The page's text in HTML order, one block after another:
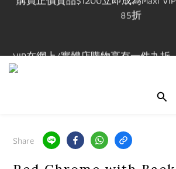
購買正價貨品$1200立即成為Maxi
85折
VIP在網上/實體店購物享有一件九折
門市開放時間 Mon-Fri 3-9pm, Sat-
中心25C
購買正價貨品$1200立即成為Maxi
Share